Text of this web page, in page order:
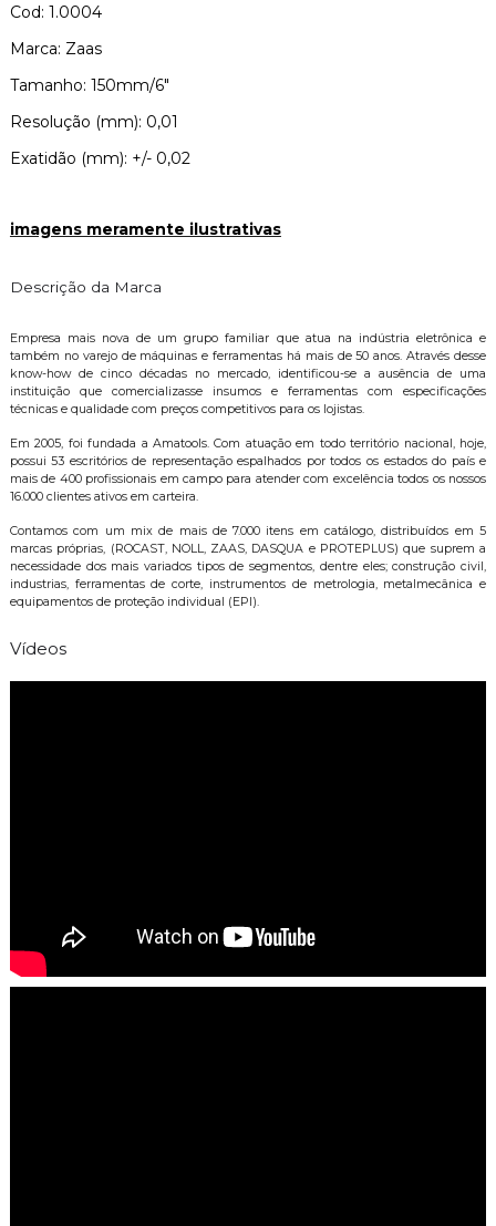
Cod: 1.0004
Marca: Zaas
Tamanho: 150mm/6"
Resolução (mm): 0,01
Exatidão (mm): +/- 0,02
imagens meramente ilustrativas
Descrição da Marca
Empresa mais nova de um grupo familiar que atua na indústria eletrônica e
também no varejo de máquinas e ferramentas há mais de 50 anos. Através desse
know-how de cinco décadas no mercado, identificou-se a ausência de uma
instituição que comercializasse insumos e ferramentas com especificações
técnicas e qualidade com preços competitivos para os lojistas.
Em 2005, foi fundada a Amatools. Com atuação em todo território nacional, hoje,
possui 53 escritórios de representação espalhados por todos os estados do país e
mais de 400 profissionais em campo para atender com excelência todos os nossos
16.000 clientes ativos em carteira.
Contamos com um mix de mais de 7.000 itens em catálogo, distribuídos em 5
marcas próprias, (ROCAST, NOLL, ZAAS, DASQUA e PROTEPLUS) que suprem a
necessidade dos mais variados tipos de segmentos, dentre eles; construção civil,
industrias, ferramentas de corte, instrumentos de metrologia, metalmecânica e
equipamentos de proteção individual (EPI).
Vídeos